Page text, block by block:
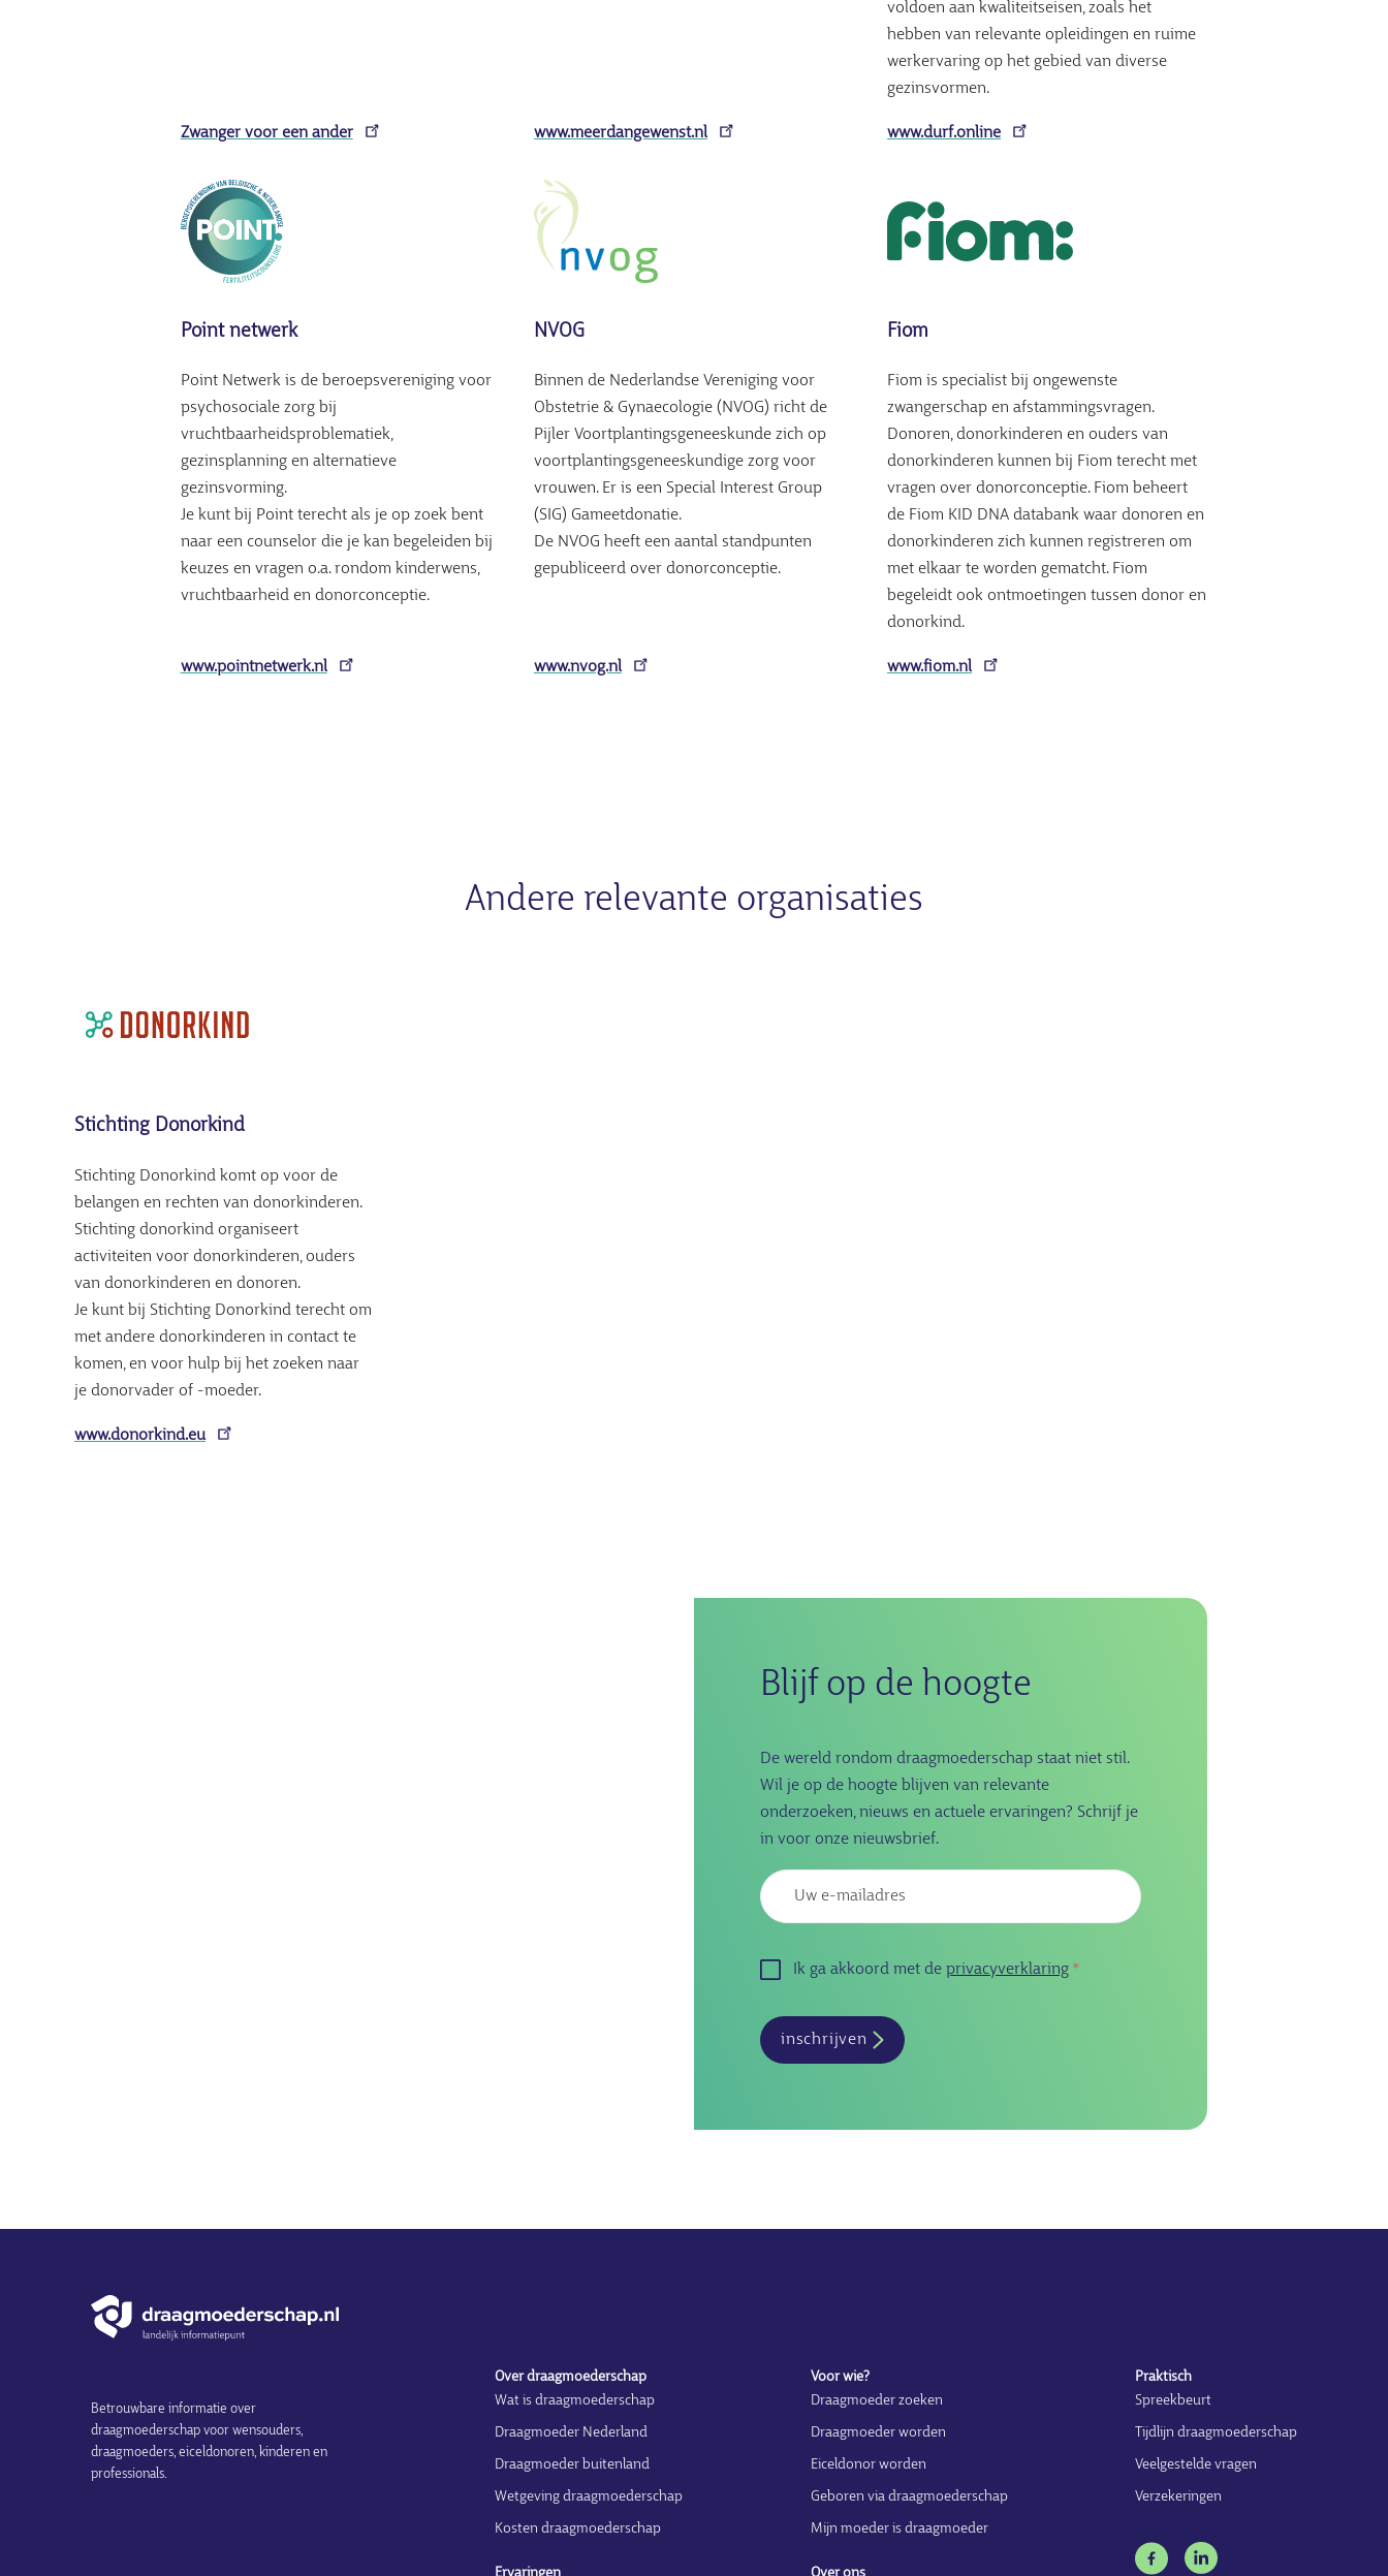
Zwanger voor een ander www.meerdangewenst.nl
voldoen aan kwaliteitseisen, zoals het
hebben van relevante opleidingen en ruime
werkervaring op het gebied van diverse
gezinsvormen.
www.durf.online
Point netwerk
Point Netwerk is de beroepsvereniging voor
psychosociale zorg bij
vruchtbaarheidsproblematiek,
gezinsplanning en alternatieve
gezinsvorming.
Je kunt bij Point terecht als je op zoek bent
naar een counselor die je kan begeleiden bij
keuzes en vragen o.a. rondom kinderwens,
vruchtbaarheid en donorconceptie.
www.pointnetwerk.nl
NVOG
Binnen de Nederlandse Vereniging voor
Obstetrie & Gynaecologie (NVOG) richt de
Pijler Voortplantingsgeneeskunde zich op
voortplantingsgeneeskundige zorg voor
vrouwen. Er is een Special Interest Group
(SIG) Gameetdonatie.
De NVOG heeft een aantal standpunten
gepubliceerd over donorconceptie.
www.nvog.nl
Fiom
Fiom is specialist bij ongewenste
zwangerschap en afstammingsvragen.
Donoren, donorkinderen en ouders van
donorkinderen kunnen bij Fiom terecht met
vragen over donorconceptie. Fiom beheert
de Fiom KID DNA databank waar donoren en
donorkinderen zich kunnen registreren om
met elkaar te worden gematcht. Fiom
begeleidt ook ontmoetingen tussen donor en
donorkind.
www.fiom.nl
Andere relevante organisaties
Stichting Donorkind
Stichting Donorkind komt op voor de
belangen en rechten van donorkinderen.
Stichting donorkind organiseert
activiteiten voor donorkinderen, ouders
van donorkinderen en donoren.
Je kunt bij Stichting Donorkind terecht om
met andere donorkinderen in contact te
komen, en voor hulp bij het zoeken naar
je donorvader of -moeder.
www.donorkind.eu
Blijf op de hoogte
De wereld rondom draagmoederschap staat niet stil.
Wil je op de hoogte blijven van relevante
onderzoeken, nieuws en actuele ervaringen? Schrijf je
in voor onze nieuwsbrief.
Ik ga akkoord met de privacyverklaring
inschrijven
Betrouwbare informatie over
draagmoederschap voor wensouders,
draagmoeders, eiceldonoren, kinderen en
professionals.
Over draagmoederschap
Wat is draagmoederschap
Draagmoeder Nederland
Draagmoeder buitenland
Wetgeving draagmoederschap
Kosten draagmoederschap
Voor wie?
Draagmoeder zoeken
Draagmoeder worden
Eiceldonor worden
Geboren via draagmoederschap
Mijn moeder is draagmoeder
Praktisch
Spreekbeurt
Tijdlijn draagmoederschap
Veelgestelde vragen
Verzekeringen